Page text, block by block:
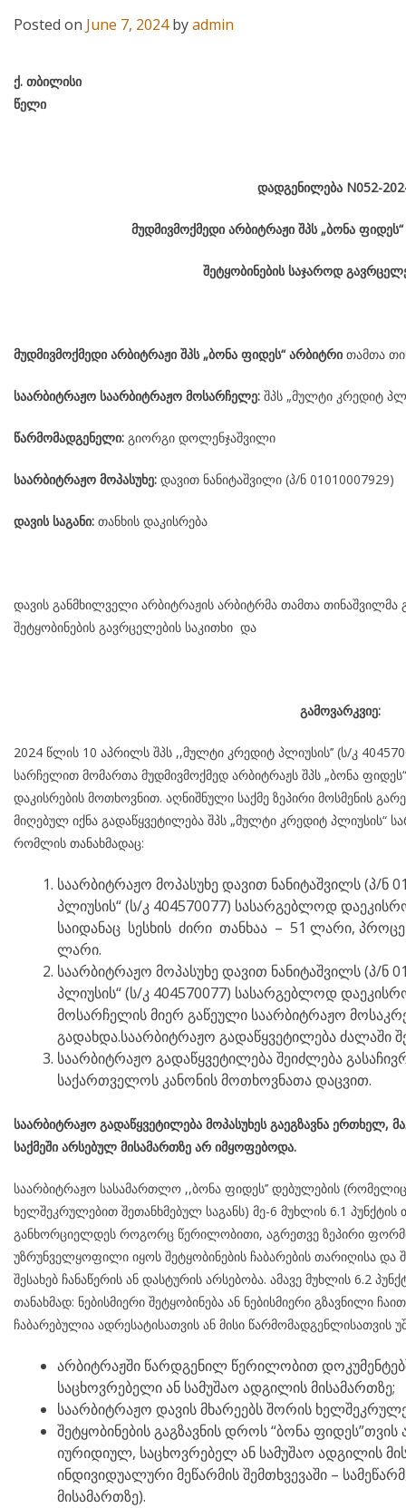
Posted on June 7, 2024byadmin
ქ. თბილისი
წელი
დადგენილება N052-
მუდმივმოქმედი არბიტრაჟი შპს „ბონა
შეტყობინების საჯაროდ
მუდმივმოქმედი არბიტრაჟი შპს „ბონა ფიდეს“ არბიტრი თამთა
საარბიტრაჟო საარბიტრაჟო მოსარჩელე: შპს „მულტი კრედიტ
წარმომადგენელი: გიორგი დოლენჯაშვილი
საარბიტრაჟო მოპასუხე: დავით ნანიტაშვილი (პ/ნ 01010007929)
დავის საგანი: თანხის დაკისრება
დავის განმხილველი არბიტრაჟის არბიტრმა თამთა თინაშვილმა
შეტყობინების გავრცელების საკითხი და
გამოვარკვიე:
2024 წლის 10 აპრილს შპს ,,მულტი კრედიტ პლიუსის’’ (ს/კ
სარჩელით მომართა მუდმივმოქმედ არბიტრაჟს შპს „ბონა
დაკისრების მოთხოვნით. აღნიშნული საქმე ზეპირი მოსმენის
მიღებულ იქნა გადაწყვეტილება შპს „მულტი კრედიტ პლიუსის“
რომლის თანახმადაც:
საარბიტრაჟო მოპასუხე დავით ნანიტაშვილს (პ/ნ
პლიუსის“ (ს/კ 404570077) სასარგებლოდ
საიდანაც სესხის ძირი თანხაა – 51 ლარი,
ლარი.
საარბიტრაჟო მოპასუხე დავით ნანიტაშვილს (პ/ნ
პლიუსის“ (ს/კ 404570077) სასარგებლოდ
მოსარჩელის მიერ გაწეული საარბიტრაჟო
გადახდა.საარბიტრაჟო გადაწყვეტილება ძალაში
საარბიტრაჟო გადაწყვეტილება შეიძლება
საქართველოს კანონის მოთხოვნათა დაცვით.
საარბიტრაჟო გადაწყვეტილება მოპასუხეს გაეგზავნა ერთხელ,
საქმეში არსებულ მისამართზე არ იმყოფებოდა.
საარბიტრაჟო სასამართლო ,,ბონა ფიდეს’’ დებულების
ხელშეკრულებით შეთანხმებულ საგანს) მე-6 მუხლის 6.1 პუნქტის
განხორციელდეს როგორც წერილობითი, აგრეთვე ზეპირი
უზრუნველყოფილი იყოს შეტყობინების ჩაბარების თარიღისა და
შესახებ ჩანაწერის ან დასტურის არსებობა. ამავე მუხლის 6.2
თანახმად: ნებისმიერი შეტყობინება ან ნებისმიერი გზავნილი
ჩაბარებულია ადრესატისათვის ან მისი
არბიტრაჟში წარდგენილ წერილობით
საცხოვრებელი ან სამუშაო ადგილის მისამართზე;
საარბიტრაჟო დავის მხარეებს შორის
შეტყობინების გაგზავნის დროს “ბონა
იურიდიულ, საცხოვრებელ ან სამუშაო ადგილის
ინდივიდუალური მეწარმის შემთხვევაში –
მისამართზე).